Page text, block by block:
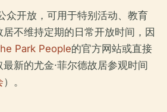
众开放，可用于特别活动、教育
不维持定期的日常开放时间，因
Park People的官方网站或直接
新的尤金·菲尔德故居参观时间
）。